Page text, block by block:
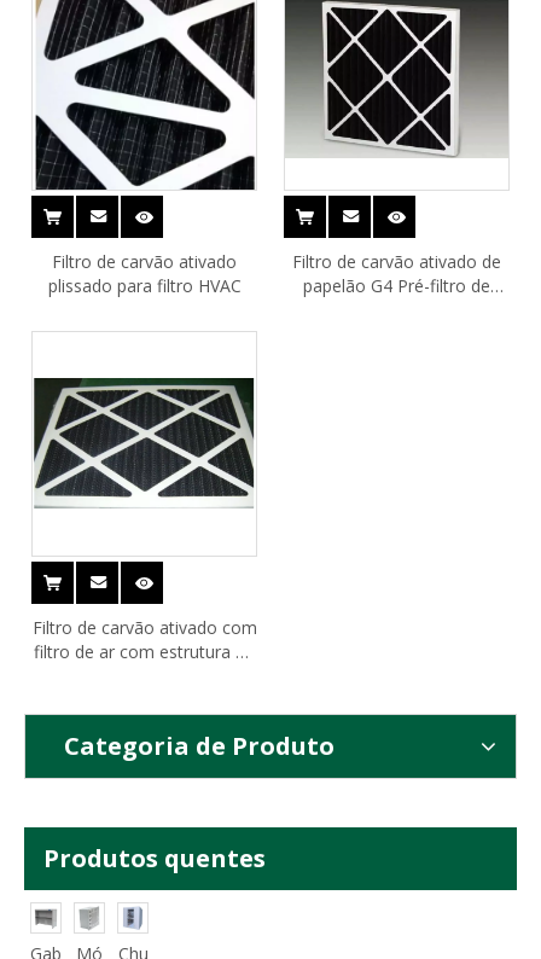
Filtro de carvão ativado
plissado para filtro HVAC
Filtro de carvão ativado de
papelão G4 Pré-filtro de
Filtro de carvão ativado com
filtro de ar com estrutura de
Categoria de Produto
Produtos quentes
Gab Mó Chu